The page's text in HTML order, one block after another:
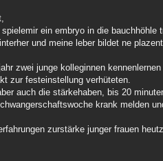
ein embryo in die bauchhöhle
und meine leber bildet ne
zwei junge kolleginnen kennenlernen
zur festeinstellung verhüteten.
auch die stärkehaben, bis 20
krank melden
zurstärke junger frauen